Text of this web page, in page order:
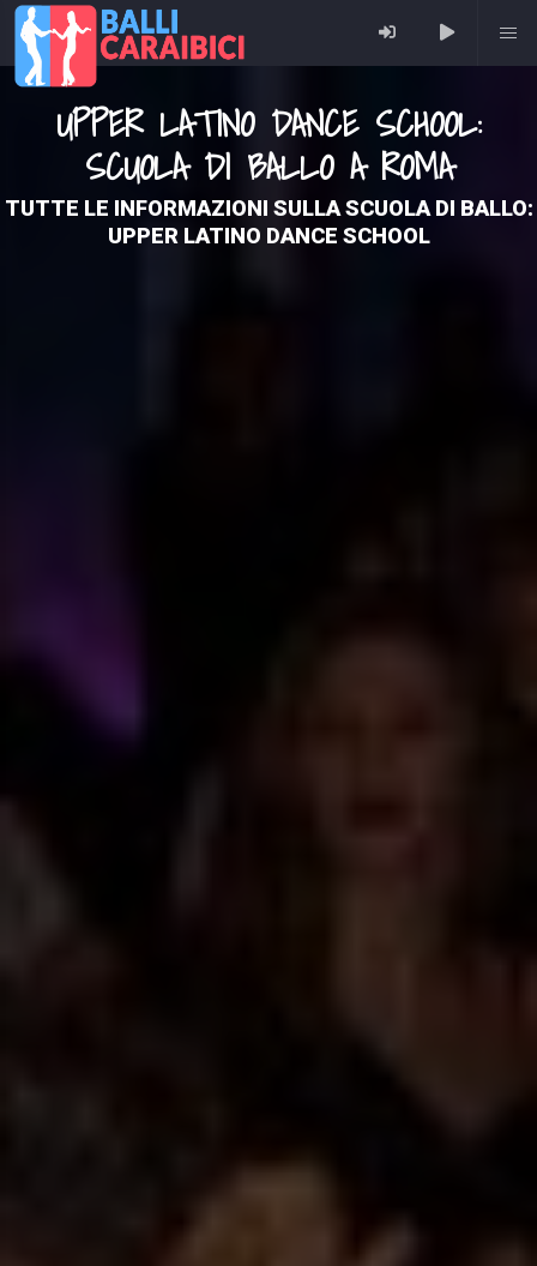
UPPER LATINO DANCE SCHOOL:
SCUOLA DI BALLO A ROMA
TUTTE LE INFORMAZIONI SULLA SCUOLA DI BALLO:
UPPER LATINO DANCE SCHOOL